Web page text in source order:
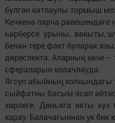
булган катлаулы тормыш
Кечкенә парча рәвешендәге
һәрберсе урыны, вакыты,
белән тере факт буларак
дөреслектә. Аларның көче
сфераларын колачлауда.
Ягсуп абыйның холкындагы
сыйфатны басым ясап
хөрлеге. Дөньяга якты күз
карау. Балачагыннан ук бик